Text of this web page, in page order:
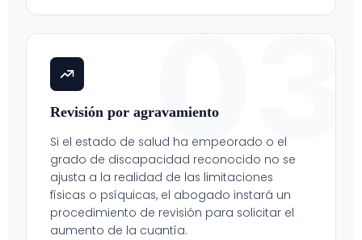
03
Revisión por agravamiento
Si el estado de salud ha empeorado o el
grado de discapacidad reconocido no se
ajusta a la realidad de las limitaciones
físicas o psíquicas, el abogado instará un
procedimiento de revisión para solicitar el
aumento de la cuantía.